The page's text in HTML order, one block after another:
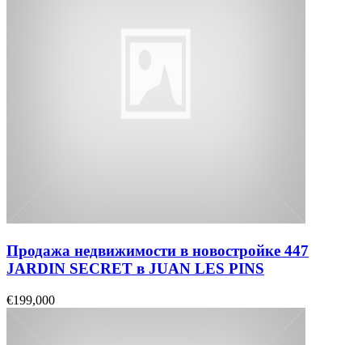
Продажа недвижимости в новостройке 447
JARDIN SECRET в JUAN LES PINS
€199,000